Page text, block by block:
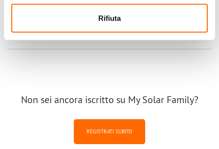
Rifiuta
Scritto da marcocremaschi il Mar, 02/02/2021 - 16:28
per inserire commenti.
Non sei ancora iscritto su My Solar Family?
REGISTRATI SUBITO